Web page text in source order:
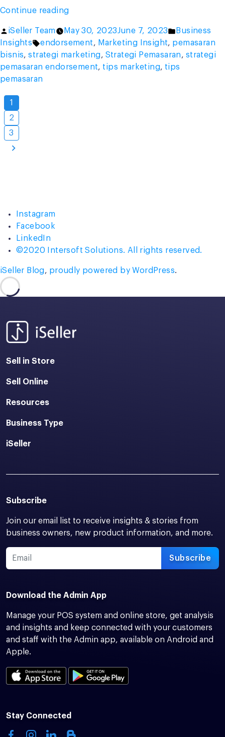
Continue reading“Kelebihan
Kekurangan
Sistem
Endorsement
dalam
Posted
by
iSeller Team May 30, 2023June 7, 2023
Posted
in
Business
Insights
Tags:
endorsement, Marketing Insight, pemasaran
bisnis,strategi marketing, Strategi Pemasaran, strategi
pemasaran endorsement, tips marketing, tips
pemasaran
Posts
pagination
1
2
3
Instagram
Facebook
LinkedIn
©2020 Intersoft Solutions. All rights reserved.
iSeller Blog, proudly powered by WordPress.
Sell in Store
Sell Online
Resources
Business Type
iSeller
Subscribe
Join our email list to receive insights & stories from
business owners, new product information, and more.
Subscribe
Download the Admin App
Manage your POS system and online store, get analysis
and insights and keep connected with your customers
and staff with the Admin app, available on Android and
Apple.
Stay Connected